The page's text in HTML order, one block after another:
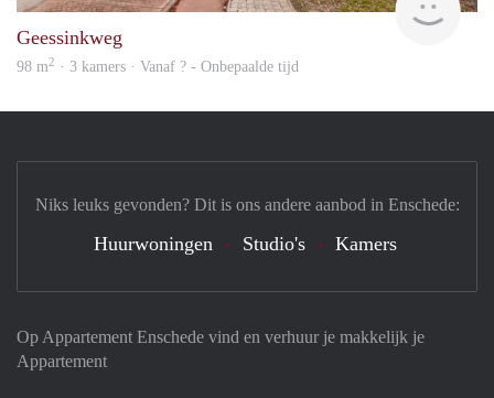
Geessinkweg
98 m2 · 3 kamers · Vanaf ? - Onbepaalde tijd
Op Appartement Enschede vind en verhuur je makkelijk je
Appartement
Niks leuks gevonden? Dit is ons andere aanbod in Enschede:
Huurwoningen Studio's Kamers